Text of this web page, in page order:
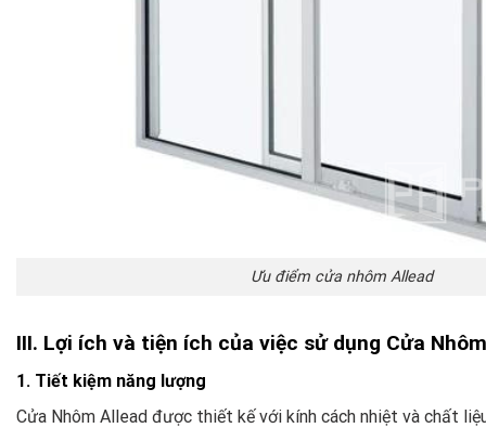
Ưu điểm cửa nhôm Allead
III. Lợi ích và tiện ích của việc sử dụng Cửa
1. Tiết kiệm năng lượng
Cửa Nhôm Allead được thiết kế với kính cách nhiệt và chất